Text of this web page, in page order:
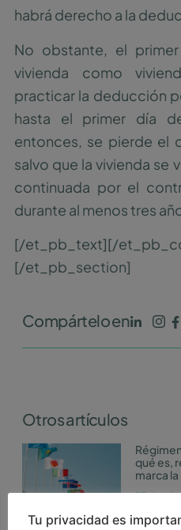
habrá derecho a la
No obstante, el
vivienda como
practicar la deducción
hasta el primer día
entonces, se pierde el
salvo que la vivienda se
continuada por el
durante al menos tres
[/et_pb_text][/
[/et_pb_section]
Compártelo en
Otros artículos
qué es,
marca la
27 de
Tu privacidad es